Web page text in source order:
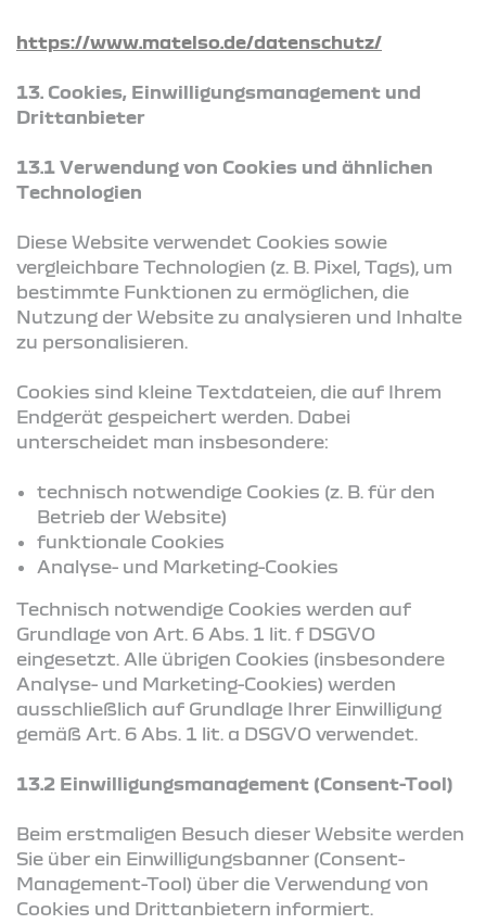
https://www.matelso.de/datenschutz/
13. Cookies, Einwilligungsmanagement und
Drittanbieter
13.1 Verwendung von Cookies und ähnlichen
Technologien
Diese Website verwendet Cookies sowie
vergleichbare Technologien (z. B. Pixel, Tags), um
bestimmte Funktionen zu ermöglichen, die
Nutzung der Website zu analysieren und Inhalte
zu personalisieren.
Cookies sind kleine Textdateien, die auf Ihrem
Endgerät gespeichert werden. Dabei
unterscheidet man insbesondere:
technisch notwendige Cookies (z. B. für den
Betrieb der Website)
funktionale Cookies
Analyse- und Marketing-Cookies
Technisch notwendige Cookies werden auf
Grundlage von Art. 6 Abs. 1 lit. f DSGVO
eingesetzt. Alle übrigen Cookies (insbesondere
Analyse- und Marketing-Cookies) werden
ausschließlich auf Grundlage Ihrer Einwilligung
gemäß Art. 6 Abs. 1 lit. a DSGVO verwendet.
13.2 Einwilligungsmanagement (Consent-Tool)
Beim erstmaligen Besuch dieser Website werden
Sie über ein Einwilligungsbanner (Consent-
Management-Tool) über die Verwendung von
Cookies und Drittanbietern informiert.